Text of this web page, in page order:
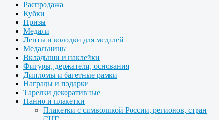
Распродажа
Кубки
Призы
Медали
Ленты и колодки для медалей
Медальницы
Вкладыши и наклейки
Фигуры, держатели, основания
Дипломы и багетные рамки
Награды и подарки
Тарелки декоративные
Панно и плакетки
Плакетки с символикой России, регионов, стран